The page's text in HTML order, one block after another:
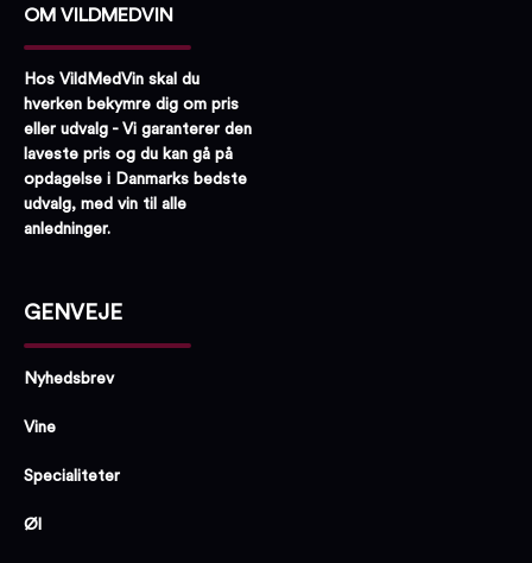
OM VILDMEDVIN
Hos VildMedVin skal du
hverken bekymre dig om pris
eller udvalg - Vi garanterer den
laveste pris og du kan gå på
opdagelse i Danmarks bedste
udvalg, med vin til alle
anledninger.
GENVEJE
Nyhedsbrev
Vine
Specialiteter
Øl